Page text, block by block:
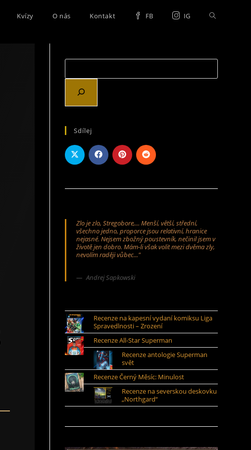
Kvízy O nás Kontakt FB IG
Sdílej
Zlo je zlo, Stregobore,... Menší, větší, střední,
všechno jedno, proporce jsou relativní, hranice
nejasné. Nejsem zbožný poustevník, nečinil jsem v
životě jen dobro. Mám-li však volit mezi dvěma zly,
nevolím raději vůbec..."
Andrej Sapkowski
Recenze na kapesní vydaní komiksu Liga
Spravedlnosti – Zrození
Recenze All-Star Superman
Recenze antologie Superman
svět
Recenze Černý Měsíc: Minulost
Recenze na severskou deskovku
„Northgard“